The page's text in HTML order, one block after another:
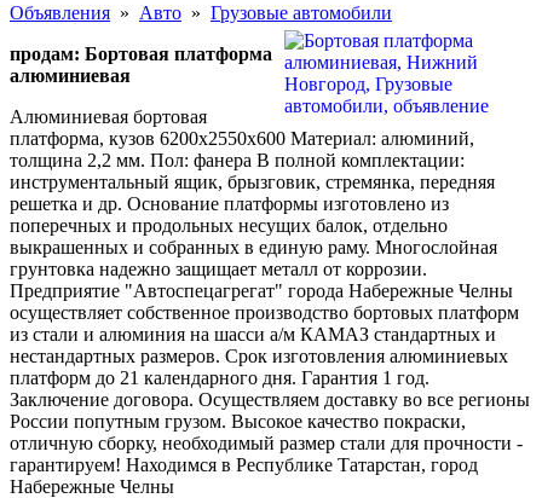
Объявления » Авто » Грузовые автомобили
продам: Бортовая платформа
алюминиевая
Алюминиевая бортовая
платформа, кузов 6200х2550х600 Материал: алюминий,
толщина 2,2 мм. Пол: фанера В полной комплектации:
инструментальный ящик, брызговик, стремянка, передняя
решетка и др. Основание платформы изготовлено из
поперечных и продольных несущих балок, отдельно
выкрашенных и собранных в единую раму. Многослойная
грунтовка надежно защищает металл от коррозии.
Предприятие "Автоспецагрегат" города Набережные Челны
осуществляет собственное производство бортовых платформ
из стали и алюминия на шасси а/м КАМАЗ стандартных и
нестандартных размеров. Срок изготовления алюминиевых
платформ до 21 календарного дня. Гарантия 1 год.
Заключение договора. Осуществляем доставку во все регионы
России попутным грузом. Высокое качество покраски,
отличную сборку, необходимый размер стали для прочности -
гарантируем! Находимся в Республике Татарстан, город
Набережные Челны